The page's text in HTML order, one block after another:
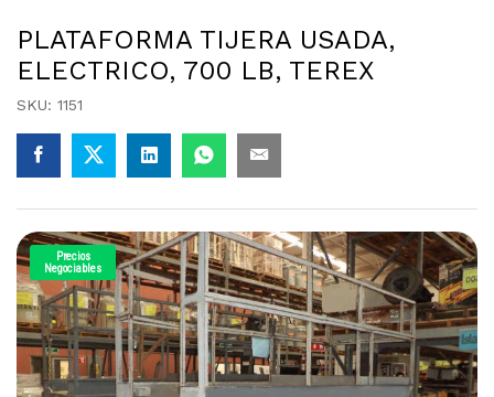
PLATAFORMA TIJERA USADA,
ELECTRICO, 700 LB, TEREX
SKU: 1151
Precios
Negociables